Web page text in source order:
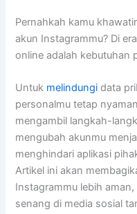
Pernahkah kamu
akun Instagrammu? Di
online adalah kebutuhan
Untuk melindungi data
personalmu tetap
mengambil langkah-
mengubah akunmu
menghindari aplikasi
Artikel ini akan
Instagrammu lebih
senang di media sosial